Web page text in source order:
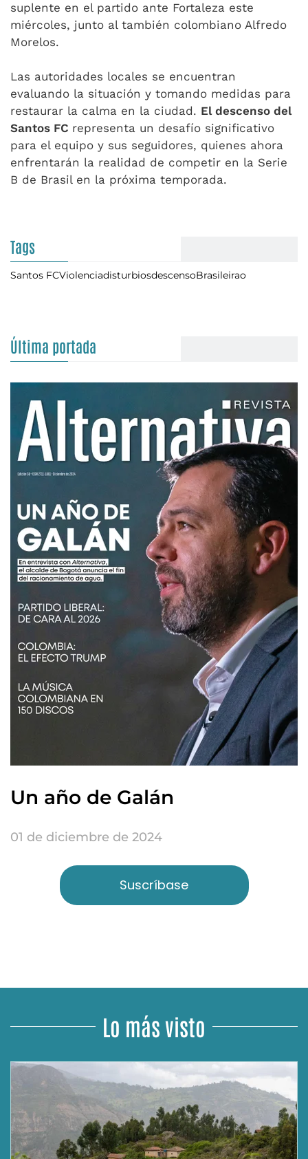
suplente en el partido ante Fortaleza este
miércoles, junto al también colombiano Alfredo
Morelos.
Las autoridades locales se encuentran
evaluando la situación y tomando medidas para
restaurar la calma en la ciudad. El descenso del
Santos FC representa un desafío significativo
para el equipo y sus seguidores, quienes ahora
enfrentarán la realidad de competir en la Serie
B de Brasil en la próxima temporada.
Tags
Santos FCViolenciadisturbiosdescensoBrasileirao
Última portada
Un año de Galán
01 de diciembre de 2024
Suscríbase
Lo más visto